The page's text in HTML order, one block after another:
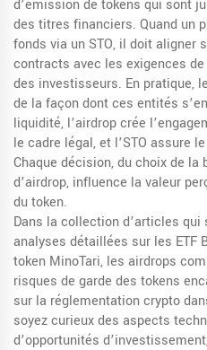
d’émission de tokens qui sont
des titres financiers. Quand un
fonds via un STO, il doit aligner
contracts avec les exigences
des investisseurs. En pratique,
de la façon dont ces entités
liquidité, l’airdrop crée
le cadre légal, et l’STO assure
Chaque décision, du choix de
d’airdrop, influence la valeur
du token.
Dans la collection d’articles qui
analyses détaillées sur les ETF
token MinoTari, les airdrops
risques de garde des tokens
sur la réglementation crypto
soyez curieux des aspects
d’opportunités